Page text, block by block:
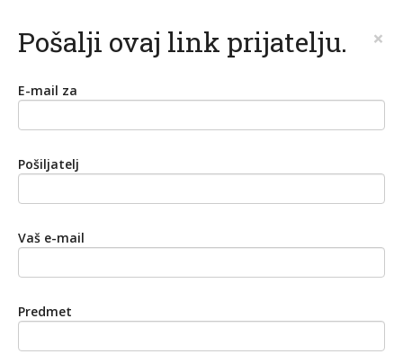
Pošalji ovaj link prijatelju. ×
E-mail za
Pošiljatelj
Vaš e-mail
Predmet